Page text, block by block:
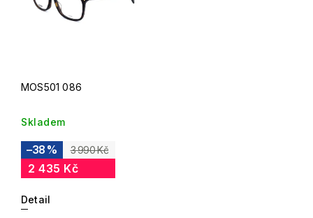
MOS501 086
Skladem
3 990 Kč
–38 %
2 435 Kč
Detail